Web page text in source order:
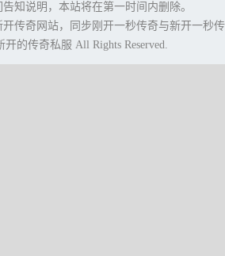
知说明，本站将在第一时间内删除。
开传奇网站，同步 刚开一秒传奇与新开一秒传
的传奇私服 All Rights Reserved.